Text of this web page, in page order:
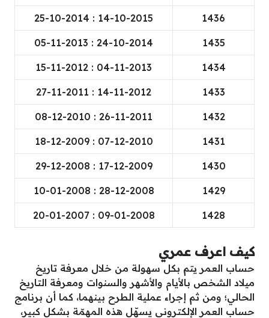
1436
14-10-2015 : 25-10-2014
1435
24-10-2014 : 05-11-2013
1434
04-11-2013 : 15-11-2012
1433
14-11-2012 : 27-11-2011
1432
26-11-2011 : 08-12-2010
1431
07-12-2010 : 18-12-2009
1430
17-12-2009 : 29-12-2008
1429
28-12-2008 : 10-01-2008
1428
09-01-2008 : 20-01-2007
كيف اعرف عمري
حساب العمر يتم بكل سهولة من خلال معرفة تاريخ
ميلاد الشخص بالأيام والأشهر والسنوات ومعرفة التاريخ
الحالي؛ ومن ثم إجراء عملية الطرح بينهما، كما أن برنامج
حساب العمر الإلكتروني يسهّل هذه المهمّة بشكل كبير،